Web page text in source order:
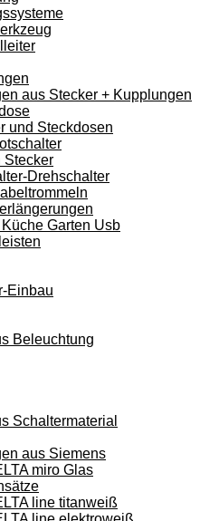
aus Stecker + Kupplungen
und Steckdosen
Stecker
Drehschalter
Garten Usb
Einbau
Beleuchtung
Schaltermaterial
aus Siemens
miro Glas
line titanweiß